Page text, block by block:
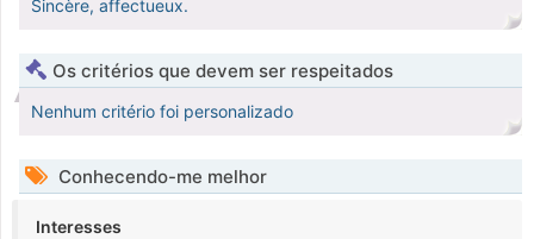
Sincère, affectueux.
Os critérios que devem ser respeitados
Nenhum critério foi personalizado
Conhecendo-me melhor
Interesses